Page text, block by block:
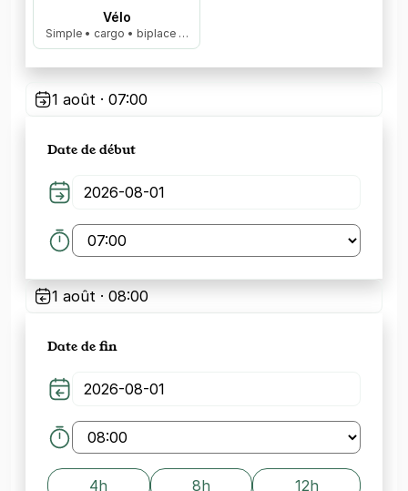
Vélo
Simple • cargo • biplace …
1 août · 07:00
Date de début
1 août · 08:00
Date de fin
4h 8h 12h